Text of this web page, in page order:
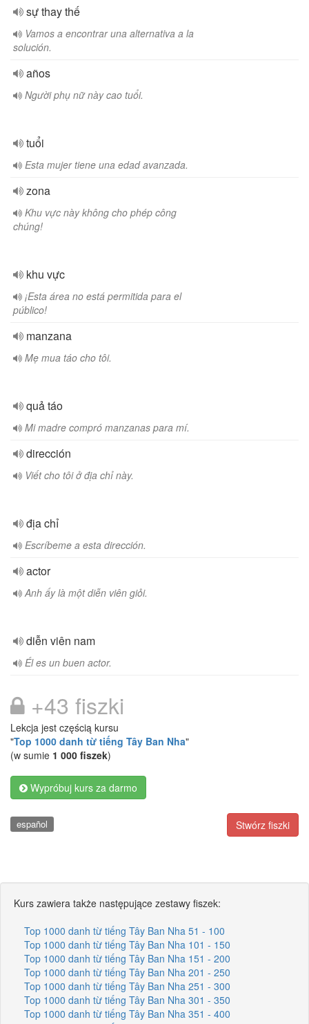
sự thay thế
Vamos a encontrar una alternativa a la
solución.
años
Người phụ nữ này cao tuổi.
tuổi
Esta mujer tiene una edad avanzada.
zona
Khu vực này không cho phép công
chúng!
khu vực
¡Esta área no está permitida para el
público!
manzana
Mẹ mua táo cho tôi.
quả táo
Mi madre compró manzanas para mí.
dirección
Viết cho tôi ở địa chỉ này.
địa chỉ
Escríbeme a esta dirección.
actor
Anh ấy là một diễn viên giỏi.
diễn viên nam
Él es un buen actor.
+43 fiszki
Lekcja jest częścią kursu
"Top 1000 danh từ tiếng Tây Ban Nha"
(w sumie 1 000 fiszek)
Wypróbuj kurs za darmo
Stwórz fiszki
español
Kurs zawiera także następujące zestawy fiszek:
Top 1000 danh từ tiếng Tây Ban Nha 51 - 100
Top 1000 danh từ tiếng Tây Ban Nha 101 - 150
Top 1000 danh từ tiếng Tây Ban Nha 151 - 200
Top 1000 danh từ tiếng Tây Ban Nha 201 - 250
Top 1000 danh từ tiếng Tây Ban Nha 251 - 300
Top 1000 danh từ tiếng Tây Ban Nha 301 - 350
Top 1000 danh từ tiếng Tây Ban Nha 351 - 400